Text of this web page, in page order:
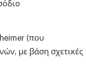
(που
με βάση σχετικές